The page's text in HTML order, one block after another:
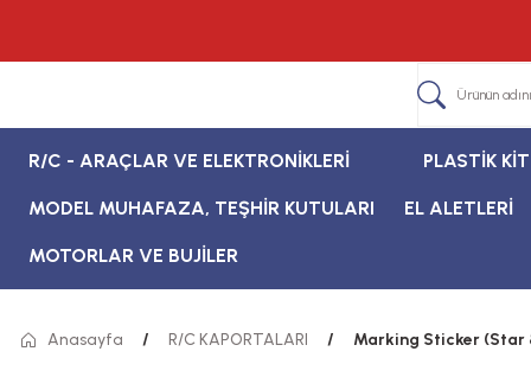
R/C - ARAÇLAR VE ELEKTRONİKLERİ PLASTİK
MODEL MUHAFAZA, TEŞHİR KUTULARI EL ALETLERİ
MOTORLAR VE BUJİLER
Anasayfa R/C KAPORTALARI Marking Sticker (Star